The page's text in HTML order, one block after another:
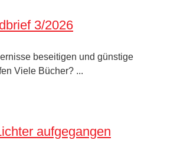
3/2026
beseitigen und günstige
Viele Bücher? ...
aufgegangen